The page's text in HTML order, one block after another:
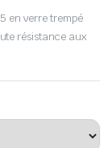
en verre trempé
résistance aux